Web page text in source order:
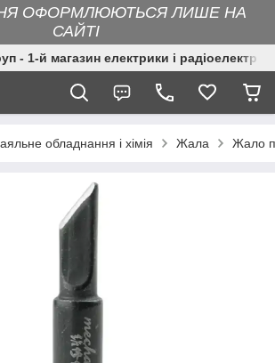
ОФОРМЛЮЮТЬСЯ ЛИШЕ НА
САЙТІ
- 1-й магазин електрики і
обладнання і хімія Жала Жало